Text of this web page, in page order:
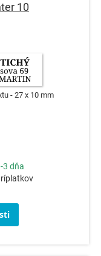
10
27 x 10 mm
3 dňa